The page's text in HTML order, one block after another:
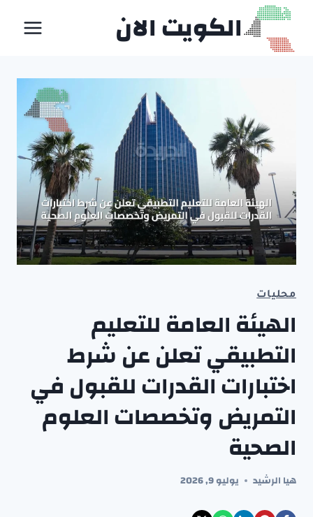
التجاوز
المحتوى
الكويت الان
محليات
الهيئة العامة للتعليم
التطبيقي تعلن عن شرط
اختبارات القدرات للقبول في
التمريض وتخصصات العلوم
الصحية
هيا الرشيد يوليو 9, 2026